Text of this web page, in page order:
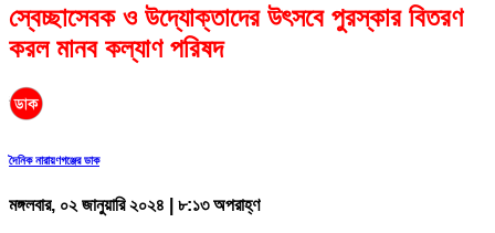
স্বেচ্ছাসেবক ও উদ্যোক্তাদের উৎসবে পুরস্কার বিতরণ
করল মানব কল্যাণ পরিষদ
দৈনিক নারায়ণগঞ্জের ডাক
মঙ্গলবার, ০২ জানুয়ারি ২০২৪ | ৮:১৩ অপরাহ্ণ